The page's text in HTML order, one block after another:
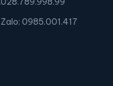
Zalo: 0985.001.417